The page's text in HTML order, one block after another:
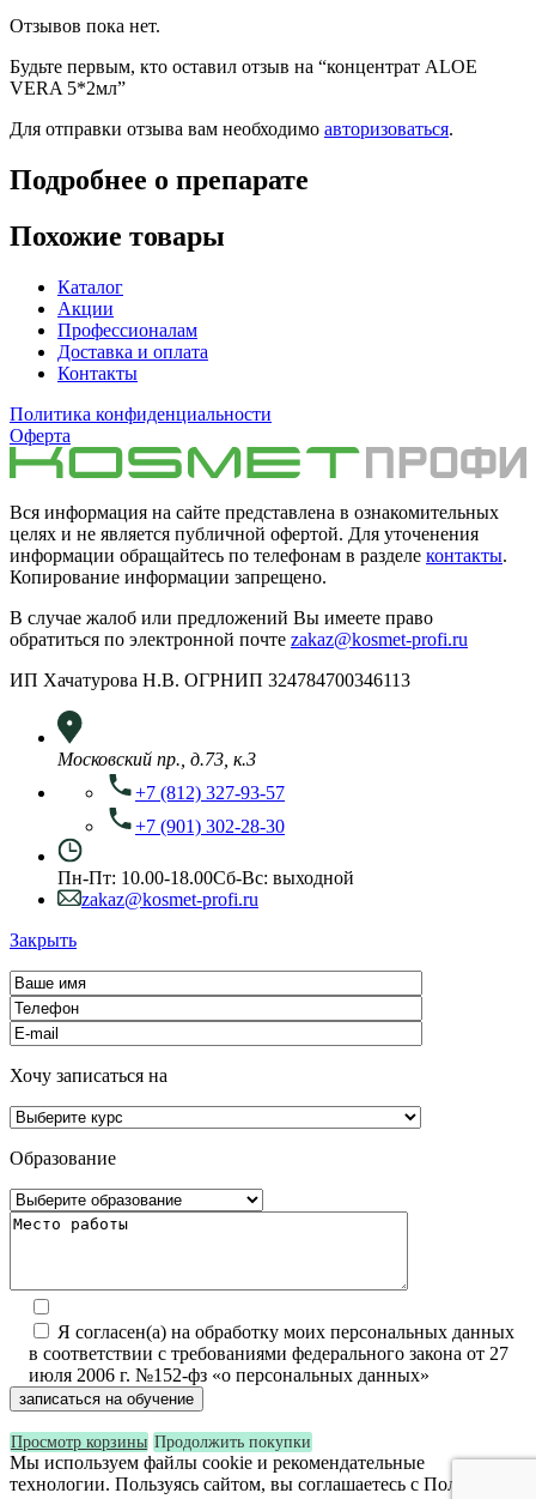
Отзывов пока нет.
Будьте первым, кто оставил отзыв на “концентрат ALOE
VERA 5*2мл”
Для отправки отзыва вам необходимо авторизоваться.
Подробнее о препарате
Похожие товары
Каталог
Акции
Профессионалам
Доставка и оплата
Контакты
Политика конфиденциальности
Оферта
Вся информация на сайте представлена в ознакомительных
целях и не является публичной офертой. Для уточенения
информации обращайтесь по телефонам в разделе контакты.
Копирование информации запрещено.
В случае жалоб или предложений Вы имеете право
обратиться по электронной почте zakaz@kosmet-profi.ru
ИП Хачатурова Н.В. ОГРНИП 324784700346113
Московский пр., д.73, к.3
+7 (812) 327-93-57
+7 (901) 302-28-30
Пн-Пт: 10.00-18.00Сб-Вс: выходной
zakaz@kosmet-profi.ru
Закрыть
Хочу записаться на
Образование
Я согласен(а) на обработку моих персональных данных
в соответствии с требованиями федерального закона от 27
июля 2006 г. №152-фз «о персональных данных»
Просмотр корзины Продолжить покупки
Мы используем файлы cookie и рекомендательные
технологии. Пользуясь сайтом, вы соглашаетесь с Политикой